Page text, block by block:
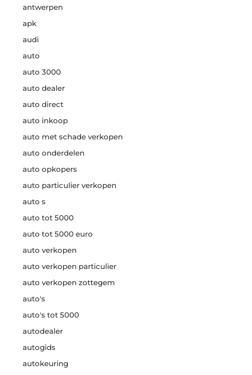
antwerpen
apk
audi
auto
auto 3000
auto dealer
auto direct
auto inkoop
auto met schade verkopen
auto onderdelen
auto opkopers
auto particulier verkopen
auto s
auto tot 5000
auto tot 5000 euro
auto verkopen
auto verkopen particulier
auto verkopen zottegem
auto's
auto's tot 5000
autodealer
autogids
autokeuring